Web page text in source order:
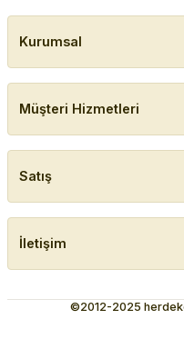
Kurumsal
Müşteri Hizmetleri
Satış
İletişim
©2012-2025